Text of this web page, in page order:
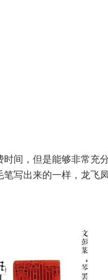
间，但是能够非常充
写出来的一样，龙飞